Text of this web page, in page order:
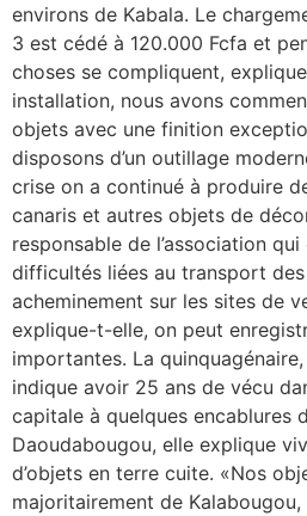
environs de Kabala. Le
3 est cédé à 120.000 Fcfa et
choses se compliquent,
installation, nous avons
objets avec une finition
disposons d’un outillage
crise on a continué à produire
canaris et autres objets de
responsable de l’association
difficultés liées au transport
acheminement sur les sites de
explique-t-elle, on peut
importantes. La
indique avoir 25 ans de vécu
capitale à quelques encablures
Daoudabougou, elle explique
d’objets en terre cuite. «Nos
majoritairement de